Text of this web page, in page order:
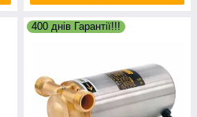
400 днів Гарантії!!!